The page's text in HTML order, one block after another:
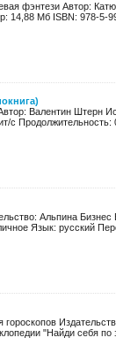
фэнтези Автор:
14,88 Мб ISBN: 978-5-
Валентин Штерн
с Продолжительность:
Альпина
Язык: русский
"Найди себя по